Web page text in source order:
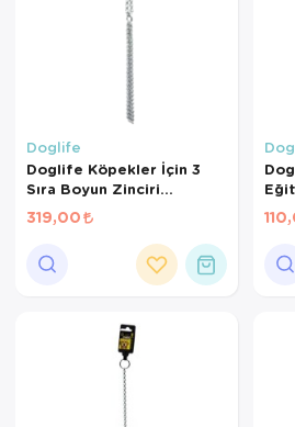
Doglife
Doglife Köpekler İçin 3
Sıra Boyun Zinciri
3,0Mmx70Cm
319,00